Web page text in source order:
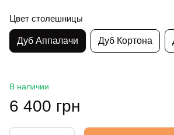
Цвет столешницы
Дуб Аппалачи Дуб Кортона
В наличии
6 400 грн